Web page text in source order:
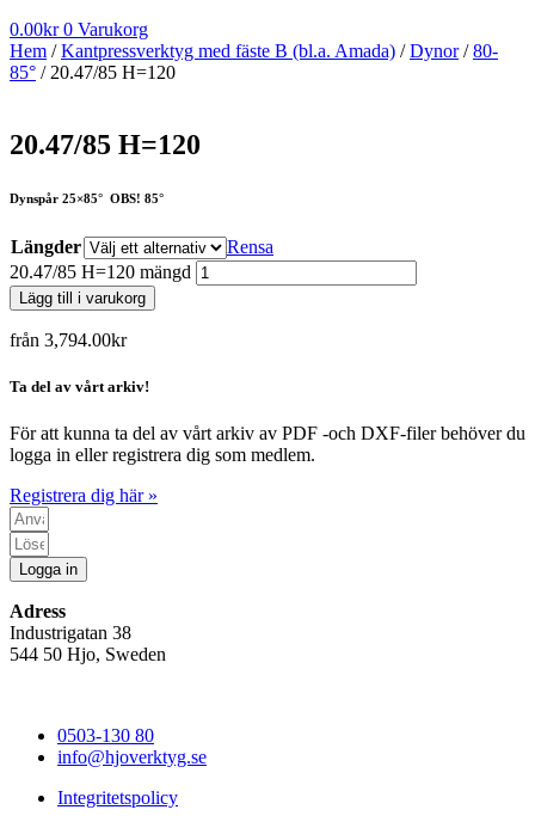
0.00kr 0 Varukorg
Hem /Kantpressverktyg med fäste B (bl.a. Amada) /Dynor/80-
85° / 20.47/85 H=120
20.47/85 H=120
Dynspår 25×85° OBS! 85°
Längder
Rensa
20.47/85 H=120 mängd
Lägg till i varukorg
från 3,794.00kr
Ta del av vårt arkiv!
För att kunna ta del av vårt arkiv av PDF -och DXF-filer behöver du
logga in eller registrera dig som medlem.
Registrera dig här »
Logga in
Adress
Industrigatan 38
544 50 Hjo, Sweden
0503-130 80
info@hjoverktyg.se
Integritetspolicy